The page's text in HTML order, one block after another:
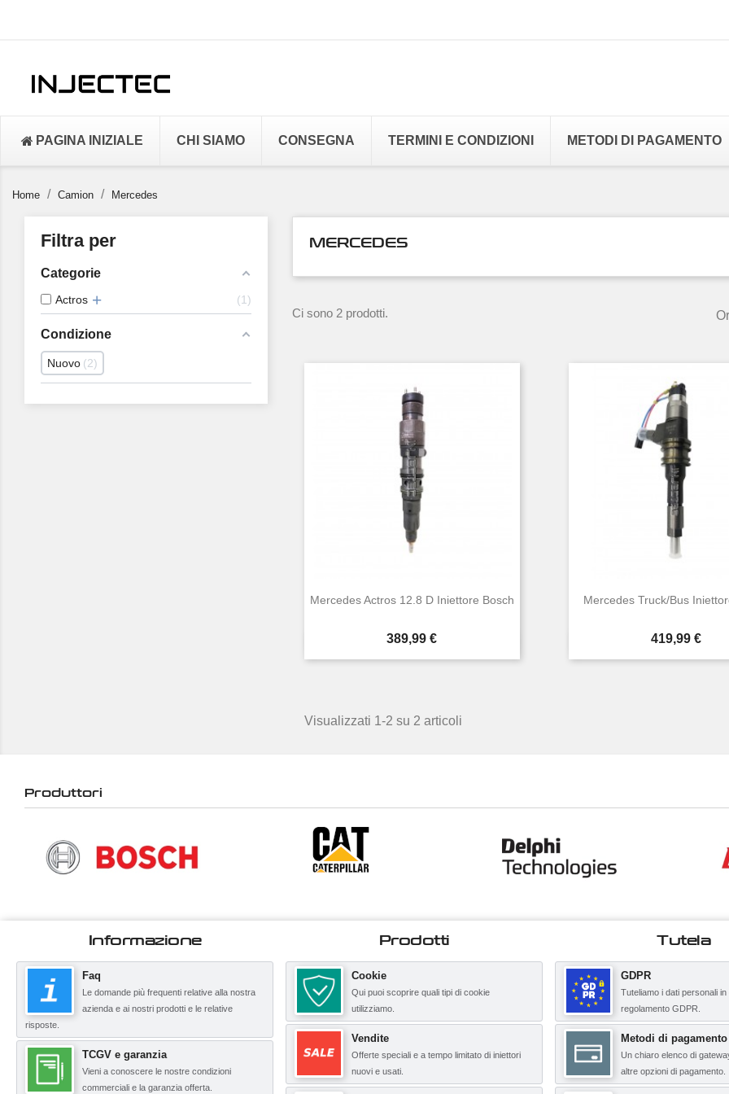
PAGINA INIZIALE CHI SIAMO CONSEGNA TERMINI E CONDIZIONI METODI DI PAGAMENTO
Home Camion Mercedes
Filtra per
Categorie
Actros 1
Condizione
Nuovo 2
MERCEDES
Ci sono 2 prodotti.
Mercedes Actros 12.8 D Iniettore Bosch
Prezzo
389,99 €
 Anteprima
Mercedes Truck/Bus
Prezzo
419,99 €
 Anteprima
Visualizzati 1-2 su 2 articoli
Produttori
Informazione
Faq
Le domande più frequenti relative alla nostra
azienda e ai nostri prodotti e le relative
risposte.
TCGV e garanzia
Vieni a conoscere le nostre condizioni
commerciali e la garanzia offerta.
Prodotti
Cookie
Qui puoi scoprire quali tipi di cookie
utilizziamo.
Vendite
Offerte speciali e a tempo limitato di iniettori
nuovi e usati.
Tutela
GDPR
Tuteliamo i dati personali
regolamento GDPR.
Metodi di pagamento
Un chiaro elenco di
altre opzioni di pagamento.